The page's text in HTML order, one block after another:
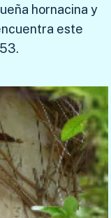
hornacina y
este